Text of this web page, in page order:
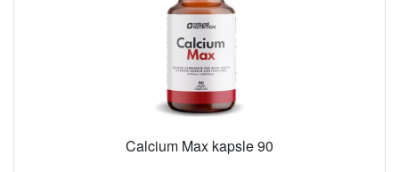
Calcium Max kapsle 90